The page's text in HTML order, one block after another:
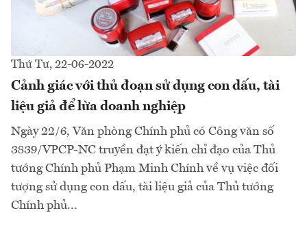
Thứ Tư, 22-06-2022
Cảnh giác với thủ đoạn sử dụng con dấu, tài
liệu giả để lừa doanh nghiệp
Ngày 22/6, Văn phòng Chính phủ có Công văn số
3839/VPCP-NC truyền đạt ý kiến chỉ đạo của Thủ
tướng Chính phủ Phạm Minh Chính về vụ việc đối
tượng sử dụng con dấu, tài liệu giả của Thủ tướng
Chính phủ...